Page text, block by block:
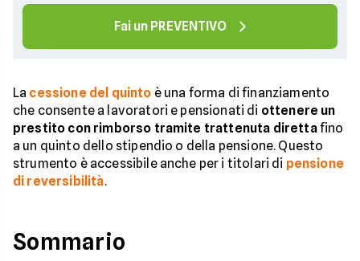
Fai un PREVENTIVO
La cessione del quinto è una forma di finanziamento
che consente a lavoratori e pensionati di ottenere un
prestito con rimborso tramite trattenuta direttafino
a un quinto dello stipendio o della pensione. Questo
strumento è accessibile anche per i titolari di pensione
di reversibilità.
Sommario